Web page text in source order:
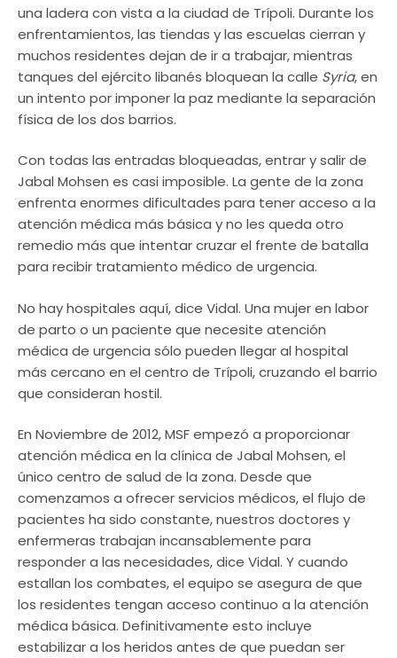
una ladera con vista a la ciudad de Trípoli. Durante los
enfrentamientos, las tiendas y las escuelas cierran y
muchos residentes dejan de ir a trabajar, mientras
tanques del ejército libanés bloquean la calle Syria, en
un intento por imponer la paz mediante la separación
física de los dos barrios.
Con todas las entradas bloqueadas, entrar y salir de
Jabal Mohsen es casi imposible. La gente de la zona
enfrenta enormes dificultades para tener acceso a la
atención médica más básica y no les queda otro
remedio más que intentar cruzar el frente de batalla
para recibir tratamiento médico de urgencia.
No hay hospitales aquí, dice Vidal. Una mujer en labor
de parto o un paciente que necesite atención
médica de urgencia sólo pueden llegar al hospital
más cercano en el centro de Trípoli, cruzando el barrio
que consideran hostil.
En Noviembre de 2012, MSF empezó a proporcionar
atención médica en la clínica de Jabal Mohsen, el
único centro de salud de la zona. Desde que
comenzamos a ofrecer servicios médicos, el flujo de
pacientes ha sido constante, nuestros doctores y
enfermeras trabajan incansablemente para
responder a las necesidades, dice Vidal. Y cuando
estallan los combates, el equipo se asegura de que
los residentes tengan acceso continuo a la atención
médica básica. Definitivamente esto incluye
estabilizar a los heridos antes de que puedan ser